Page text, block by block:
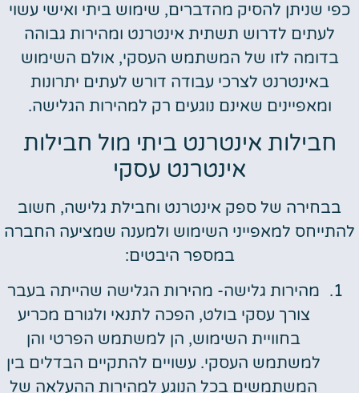
כפי שניתן להסיק מהדברים, שימוש ביתי ואישי עשוי
לעתים לדרוש תשתית אינטרנט ומהירות גבוהה
בדומה לזו של המשתמש העסקי, אולם השימוש
באינטרנט לצרכי עבודה דורש לעתים יתרונות
ומאפיינים שאינם נוגעים רק למהירות הגלישה.
חבילות אינטרנט ביתי מול חבילות
אינטרנט עסקי
בבחירה של ספק אינטרנט וחבילת גלישה, חשוב
להתייחס למאפייני השימוש ולמענה שמציעה החברה
במספר היבטים:
מהירות גלישה- מהירות הגלישה שהייתה בעבר
צורך עסקי בולט, הפכה לתנאי ולגורם מכריע
בחוויית השימוש, הן למשתמש הפרטי והן
למשתמש העסקי. עשויים להתקיים הבדלים בין
המשתמשים בכל הנוגע למהירות ההעלאה של